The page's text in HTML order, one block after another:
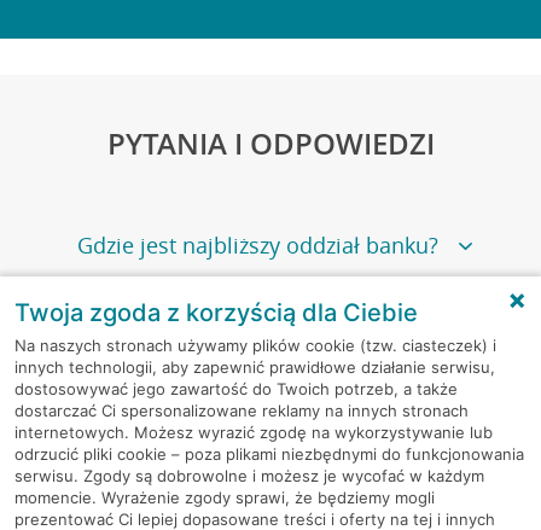
PYTANIA I ODPOWIEDZI
Gdzie jest najbliższy oddział banku?
Jeśli szukasz oddziału naszego banku, zapraszamy na
stronęPlacówki i bankomaty, na której znajduje się
wygodna wyszukiwarka.
Alternatywnie, możesz skorzystać z pełnejlisty naszych
oddziałów.
Przejdź do pytania
Gdzie znajdę numer kontaktowy do
oddziału banku?
Bank Credit Agricole nie udostępnia ogólnego numeru
telefonu do placówki bankowej.
Polecamy skorzystanie z możliwości wcześniejszego
umówienia się z doradcą w placówce bankowej .
Jak umówić się z doradcą na spotkanie?
Jeśli jesteś jużnaszym
Które oddziały banku czynne są dłużej?
Twoja zgoda z korzyścią dla Ciebie
Na naszych stronach używamy plików cookie (tzw. ciasteczek) i
innych technologii, aby zapewnić prawidłowe działanie serwisu,
dostosowywać jego zawartość do Twoich potrzeb, a także
dostarczać Ci spersonalizowane reklamy na innych stronach
internetowych. Możesz wyrazić zgodę na wykorzystywanie lub
odrzucić pliki cookie – poza plikami niezbędnymi do funkcjonowania
serwisu. Zgody są dobrowolne i możesz je wycofać w każdym
momencie. Wyrażenie zgody sprawi, że będziemy mogli
prezentować Ci lepiej dopasowane treści i oferty na tej i innych